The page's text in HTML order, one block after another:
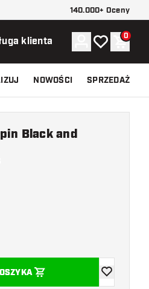
140.000+ Oceny
klienta Konto
Moja listaKoszyk
0
NOWOŚCI SPRZEDAŻ
Black and
dodaj do